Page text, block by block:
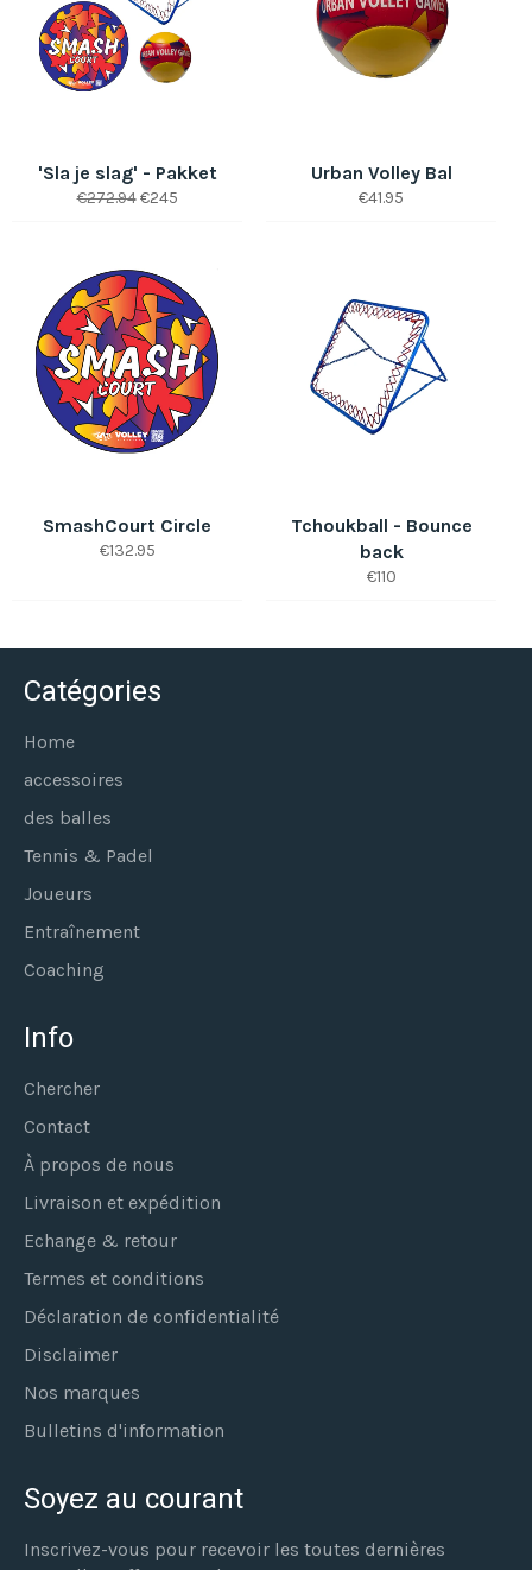
'Sla je slag' - Pakket
Prix
€272.94 Prix
€245
Urban Volley Bal
Prix
€41.95
SmashCourt Circle
Prix
€132.95
Tchoukball - Bounce
back
Prix
€110
Catégories
Home
accessoires
des balles
Tennis & Padel
Joueurs
Entraînement
Coaching
Info
Chercher
Contact
À propos de nous
Livraison et expédition
Echange & retour
Termes et conditions
Déclaration de confidentialité
Disclaimer
Nos marques
Bulletins d'information
Soyez au courant
Inscrivez-vous pour recevoir les toutes dernières